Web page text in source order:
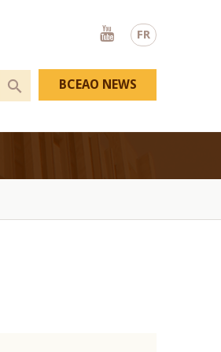
FR
Youtube
BCEAO NEWS